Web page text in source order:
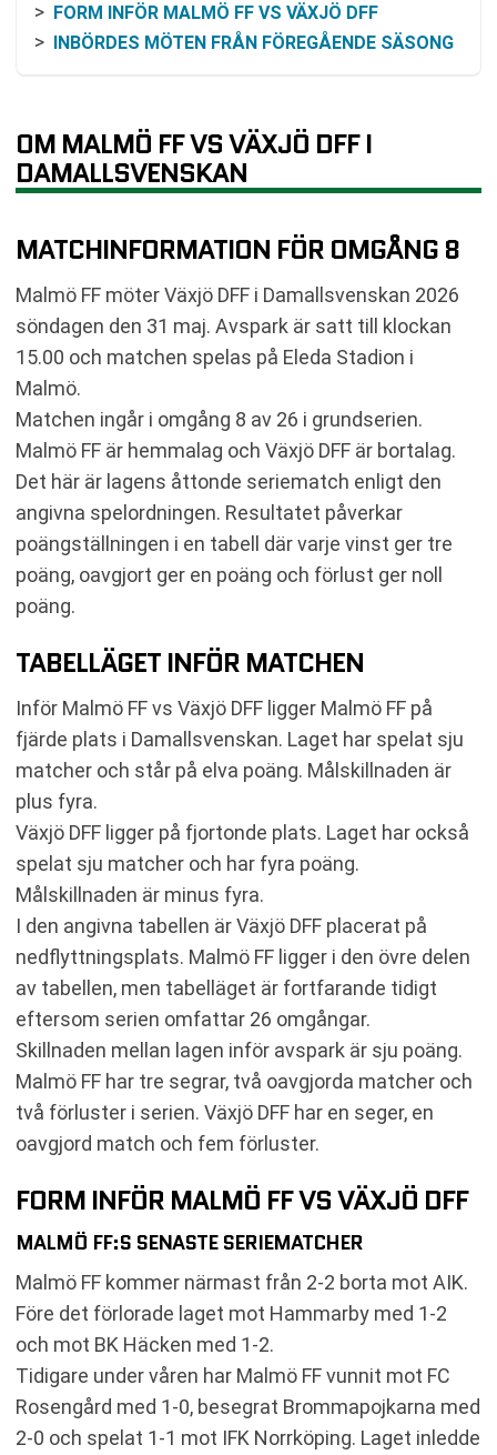
FORM INFÖR MALMÖ FF VS VÄXJÖ DFF
INBÖRDES MÖTEN FRÅN FÖREGÅENDE SÄSONG
TÄVLINGSFORMAT OCH OMGÅNGENS LÄGE
VANLIGA FRÅGOR OM MALMÖ FF VS VÄXJÖ DFF
RELATERADE NYHETER
OM MALMÖ FF VS VÄXJÖ DFF I
DAMALLSVENSKAN
MATCHINFORMATION FÖR OMGÅNG 8
Malmö FF möter Växjö DFF i Damallsvenskan 2026
söndagen den 31 maj. Avspark är satt till klockan
15.00 och matchen spelas på Eleda Stadion i
Malmö.
Matchen ingår i omgång 8 av 26 i grundserien.
Malmö FF är hemmalag och Växjö DFF är bortalag.
Det här är lagens åttonde seriematch enligt den
angivna spelordningen. Resultatet påverkar
poängställningen i en tabell där varje vinst ger tre
poäng, oavgjort ger en poäng och förlust ger noll
poäng.
TABELLÄGET INFÖR MATCHEN
Inför Malmö FF vs Växjö DFF ligger Malmö FF på
fjärde plats i Damallsvenskan. Laget har spelat sju
matcher och står på elva poäng. Målskillnaden är
plus fyra.
Växjö DFF ligger på fjortonde plats. Laget har också
spelat sju matcher och har fyra poäng.
Målskillnaden är minus fyra.
I den angivna tabellen är Växjö DFF placerat på
nedflyttningsplats. Malmö FF ligger i den övre delen
av tabellen, men tabelläget är fortfarande tidigt
eftersom serien omfattar 26 omgångar.
Skillnaden mellan lagen inför avspark är sju poäng.
Malmö FF har tre segrar, två oavgjorda matcher och
två förluster i serien. Växjö DFF har en seger, en
oavgjord match och fem förluster.
FORM INFÖR MALMÖ FF VS VÄXJÖ DFF
MALMÖ FF:S SENASTE SERIEMATCHER
Malmö FF kommer närmast från 2-2 borta mot AIK.
Före det förlorade laget mot Hammarby med 1-2
och mot BK Häcken med 1-2.
Tidigare under våren har Malmö FF vunnit mot FC
Rosengård med 1-0, besegrat Brommapojkarna med
2-0 och spelat 1-1 mot IFK Norrköping. Laget inledde